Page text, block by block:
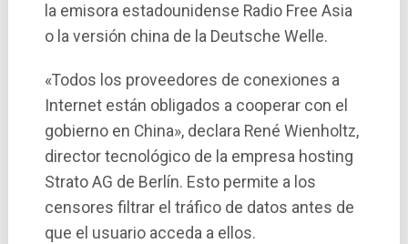
la emisora estadounidense Radio Free Asia
o la versión china de la Deutsche Welle.
«Todos los proveedores de conexiones a
Internet están obligados a cooperar con el
gobierno en China», declara René Wienholtz,
director tecnológico de la empresa hosting
Strato AG de Berlí­n. Esto permite a los
censores filtrar el tráfico de datos antes de
que el usuario acceda a ellos.